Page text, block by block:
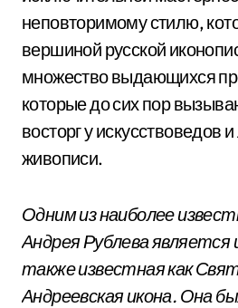
неповторимому стилю,
вершиной русской
множество выдающихся
которые до сих пор
восторг у искусствоведов
живописи.
Одним из наиболее
Андрея Рублева является
также известная как
Андреевская икона. Она